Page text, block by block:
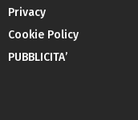
Privacy
Cookie Policy
PUBBLICITA’